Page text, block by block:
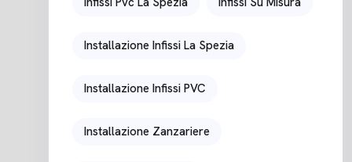
Installazione Infissi La Spezia
Installazione Infissi PVC
Installazione Zanzariere